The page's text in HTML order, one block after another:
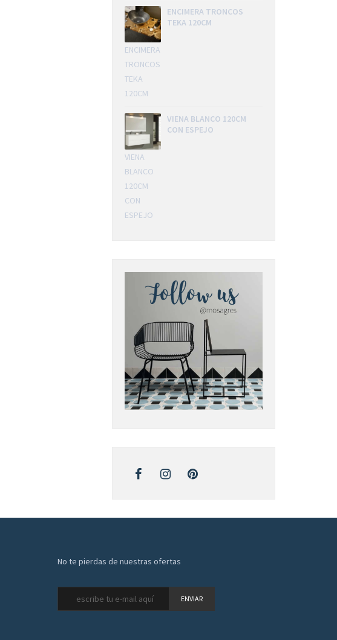
ENCIMERA
TRONCOS
TEKA
120CM
ENCIMERA TRONCOS
TEKA 120CM
VIENA
BLANCO
120CM
CON
ESPEJO
VIENA BLANCO 120CM
CON ESPEJO
No te pierdas de nuestras ofertas